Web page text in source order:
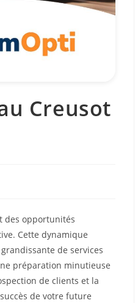
Creusot
des opportunités
Cette dynamique
de services
préparation minutieuse
de clients et la
de votre future